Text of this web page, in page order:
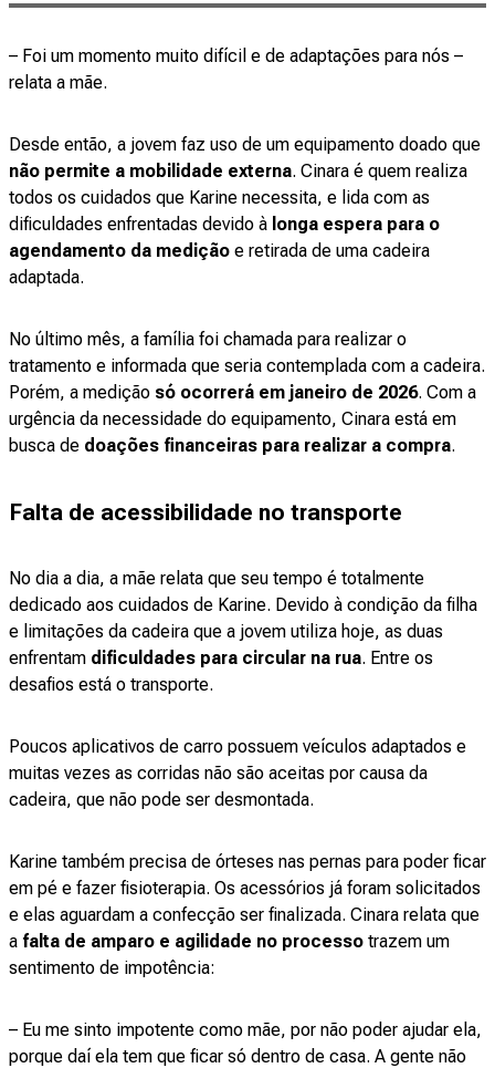
– Foi um momento muito difícil e de adaptações para nós –
relata a mãe.
Desde então, a jovem faz uso de um equipamento doado que
não permite a mobilidade externa. Cinara é quem realiza
todos os cuidados que Karine necessita, e lida com as
dificuldades enfrentadas devido à longa espera para o
agendamento da medição e retirada de uma cadeira
adaptada.
No último mês, a família foi chamada para realizar o
tratamento e informada que seria contemplada com a cadeira.
Porém, a medição só ocorrerá em janeiro de 2026. Com a
urgência da necessidade do equipamento, Cinara está em
busca de doações financeiras para realizar a compra.
Falta de acessibilidade no transporte
No dia a dia, a mãe relata que seu tempo é totalmente
dedicado aos cuidados de Karine. Devido à condição da filha
e limitações da cadeira que a jovem utiliza hoje, as duas
enfrentam dificuldades para circular na rua. Entre os
desafios está o transporte.
Poucos aplicativos de carro possuem veículos adaptados e
muitas vezes as corridas não são aceitas por causa da
cadeira, que não pode ser desmontada.
Karine também precisa de órteses nas pernas para poder ficar
em pé e fazer fisioterapia. Os acessórios já foram solicitados
e elas aguardam a confecção ser finalizada. Cinara relata que
a falta de amparo e agilidade no processo trazem um
sentimento de impotência:
– Eu me sinto impotente como mãe, por não poder ajudar ela,
porque daí ela tem que ficar só dentro de casa. A gente não